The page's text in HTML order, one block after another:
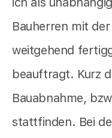
Bauherren mit
weitgehend
beauftragt. Kurz
Bauabnahme,
stattfinden. Bei